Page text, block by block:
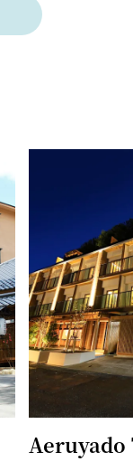
Aeruyado